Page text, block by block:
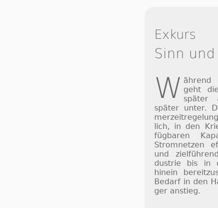
Exkurs
Sinn
W ährend
geht
später
später unter.
lich, in den
füg­ba­ren
Strom­net­zen
und
dus­trie bis in
hinein
Be­darf in den
ger an­stieg.